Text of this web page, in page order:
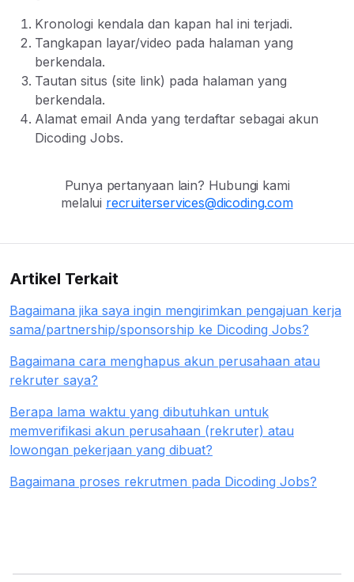
Kronologi kendala dan kapan hal ini terjadi.
Tangkapan layar/video pada halaman yang
berkendala.
Tautan situs (site link) pada halaman yang
berkendala.
Alamat email Anda yang terdaftar sebagai akun
Dicoding Jobs.
Punya pertanyaan lain? Hubungi kami
melalui recruiterservices@dicoding.com
Artikel Terkait
Bagaimana jika saya ingin mengirimkan pengajuan kerja
sama/partnership/sponsorship ke Dicoding Jobs?
Bagaimana cara menghapus akun perusahaan atau
rekruter saya?
Berapa lama waktu yang dibutuhkan untuk
memverifikasi akun perusahaan (rekruter) atau
lowongan pekerjaan yang dibuat?
Bagaimana proses rekrutmen pada Dicoding Jobs?